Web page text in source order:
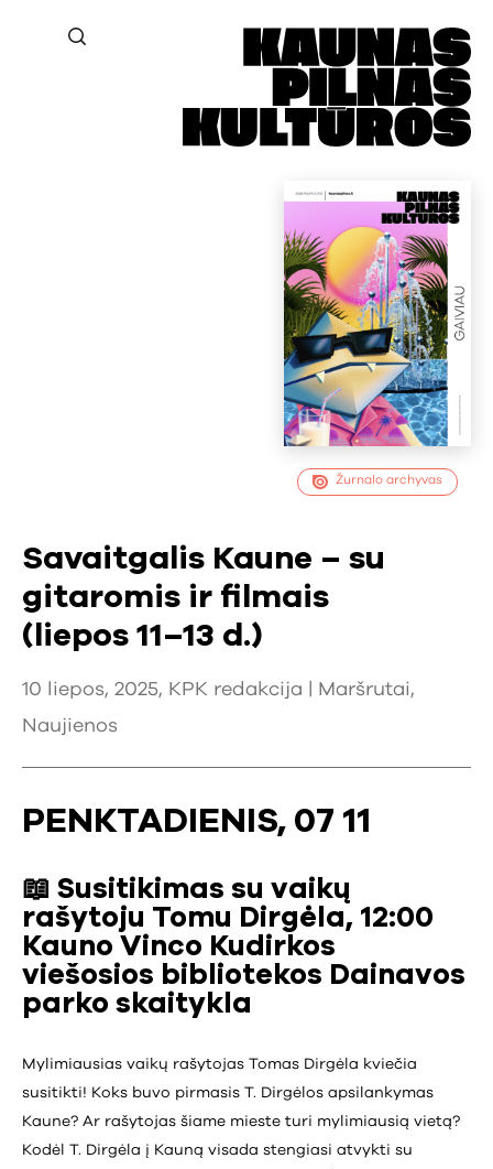
Žurnalo archyvas
Savaitgalis Kaune – su
gitaromis ir filmais
(liepos 11–13 d.)
10 liepos, 2025, KPK redakcija | Maršrutai,
Naujienos
PENKTADIENIS, 07 11
📖 Susitikimas su vaikų
rašytoju Tomu Dirgėla, 12:00
Kauno Vinco Kudirkos
viešosios bibliotekos Dainavos
parko skaitykla
Mylimiausias vaikų rašytojas Tomas Dirgėla kviečia
susitikti! Koks buvo pirmasis T. Dirgėlos apsilankymas
Kaune? Ar rašytojas šiame mieste turi mylimiausią vietą?
Kodėl T. Dirgėla į Kauną visada stengiasi atvykti su